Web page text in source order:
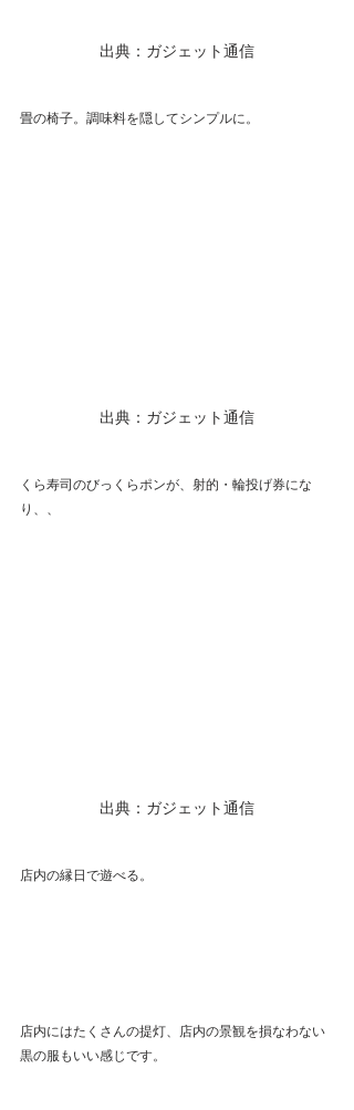
出典：ガジェット通信
畳の椅子。調味料を隠してシンプルに。
出典：ガジェット通信
くら寿司のびっくらポンが、射的・輪投げ券にな
り、、
出典：ガジェット通信
店内の縁日で遊べる。
店内にはたくさんの提灯、店内の景観を損なわない
黒の服もいい感じです。